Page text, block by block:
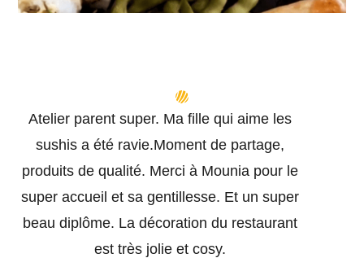
Atelier parent super. Ma fille qui aime les
sushis a été ravie.Moment de partage,
produits de qualité. Merci à Mounia pour le
super accueil et sa gentillesse. Et un super
beau diplôme. La décoration du restaurant
est très jolie et cosy.